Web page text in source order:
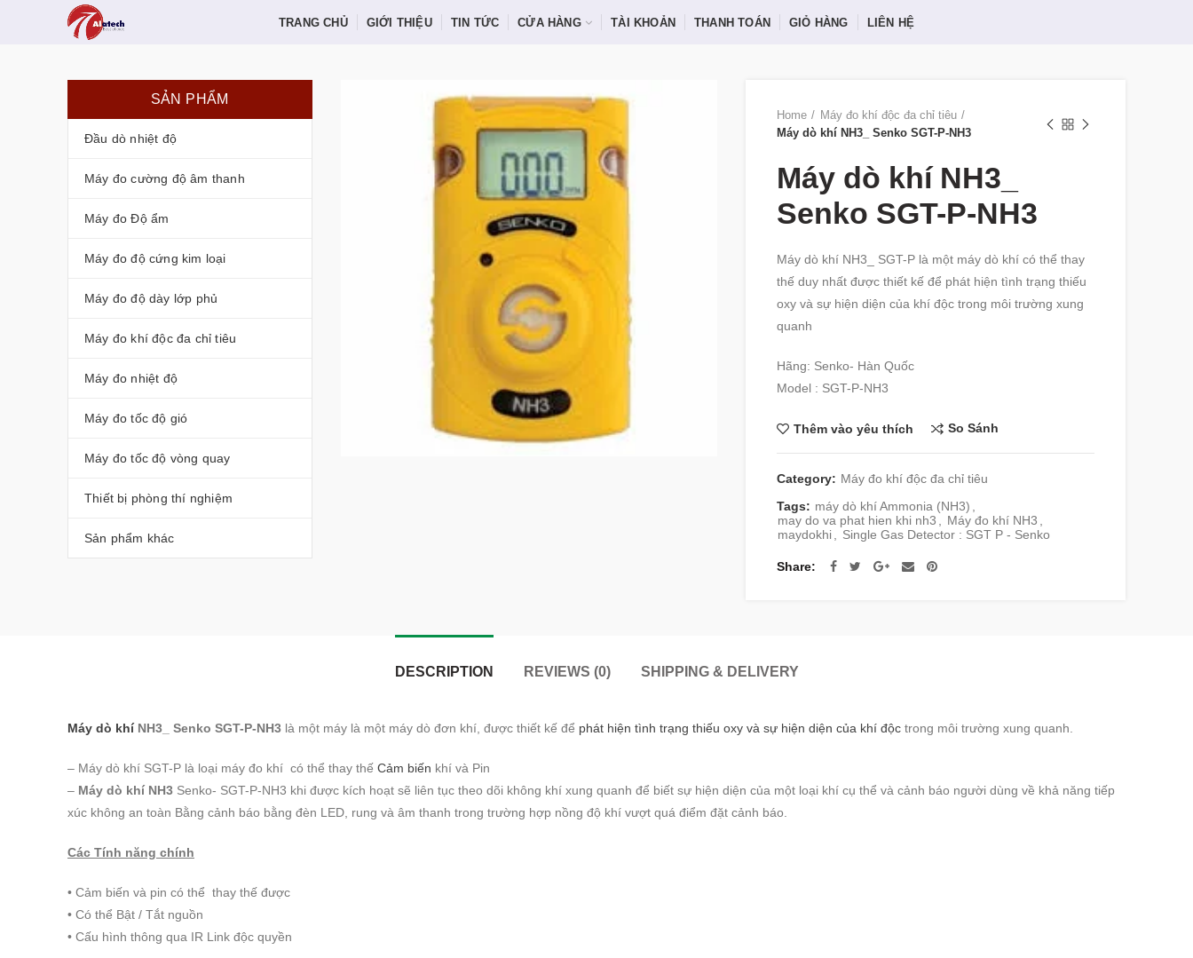
TRANG CHỦ GIỚI THIỆU TIN TỨC CỬA HÀNG TÀI KHOẢN THANH TOÁN GIỎ HÀNG LIÊN HỆ
Home
Máy đo khí độc đa chỉ tiêu
Máy dò khí NH3_ Senko SGT-P-NH3
Máy dò khí NH3_
Senko SGT-P-NH3
Máy dò khí NH3_ SGT-P là một máy dò khí có thể thay
thế duy nhất được thiết kế để phát hiện tình trạng thiếu
oxy và sự hiện diện của khí độc trong môi trường xung
quanh
Hãng: Senko- Hàn Quốc
Model : SGT-P-NH3
Thêm vào yêu thích So Sánh
Category: Máy đo khí độc đa chỉ tiêu
Tags: máy dò khí Ammonia (NH3) ,
may do va phat hien khi nh3 , Máy đo khí NH3 ,
maydokhi , Single Gas Detector : SGT P - Senko
Share
SẢN PHẨM
Đầu dò nhiệt độ
Máy đo cường độ âm thanh
Máy đo Độ ẩm
Máy đo độ cứng kim loại
Máy đo độ dày lớp phủ
Máy đo khí độc đa chỉ tiêu
Máy đo nhiệt độ
Máy đo tốc độ gió
Máy đo tốc độ vòng quay
Thiết bị phòng thí nghiệm
Sản phẩm khác
DESCRIPTION REVIEWS (0) SHIPPING & DELIVERY
Máy dò khí NH3_ Senko SGT-P-NH3 là một máy là một máy dò đơn khí, được thiết kế để phát hiện tình trạng thiếu oxy và sự hiện diện của khí độc trong môi trường xung quanh.
– Máy dò khí SGT-P là loại máy đo khí có thể thay thế Cảm biến khí và Pin
– Máy dò khí NH3 Senko- SGT-P-NH3 khi được kích hoạt sẽ liên tục theo dõi không khí xung quanh để biết sự hiện diện của một loại khí cụ thể và cảnh báo người dùng về khả năng tiếp
xúc không an toàn Bằng cảnh báo bằng đèn LED, rung và âm thanh trong trường hợp nồng độ khí vượt quá điểm đặt cảnh báo.
Các Tính năng chính
• Cảm biến và pin có thể thay thế được
• Có thể Bật / Tắt nguồn
• Cấu hình thông qua IR Link độc quyền